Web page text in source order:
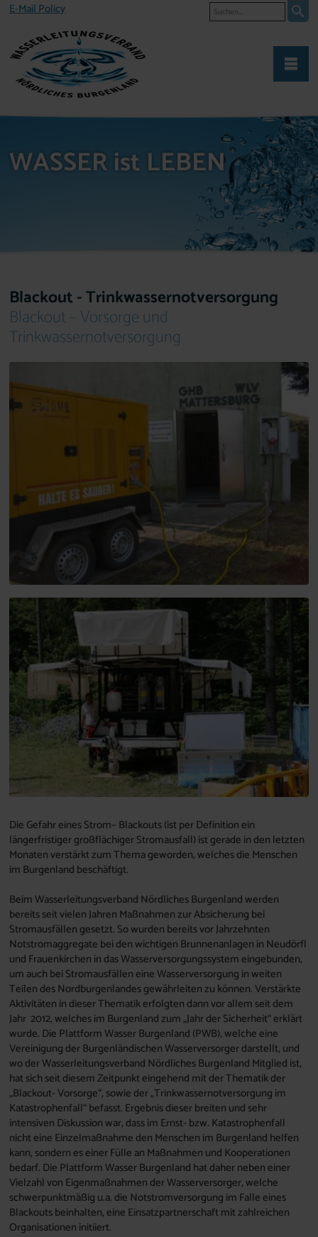
E-Mail Policy Suche
WASSER ist LEBEN
Blackout - Trinkwassernotversorgung
Blackout – Vorsorge und
Trinkwassernotversorgung
Die Gefahr eines Strom– Blackouts (ist per Definition ein
längerfristiger großflächiger Stromausfall) ist gerade in den letzten
Monaten verstärkt zum Thema geworden, welches die Menschen
im Burgenland beschäftigt.
Beim Wasserleitungsverband Nördliches Burgenland werden
bereits seit vielen Jahren Maßnahmen zur Absicherung bei
Stromausfällen gesetzt. So wurden bereits vor Jahrzehnten
Notstromaggregate bei den wichtigen Brunnenanlagen in Neudörfl
und Frauenkirchen in das Wasserversorgungssystem eingebunden,
um auch bei Stromausfällen eine Wasserversorgung in weiten
Teilen des Nordburgenlandes gewährleiten zu können. Verstärkte
Aktivitäten in dieser Thematik erfolgten dann vor allem seit dem
Jahr 2012, welches im Burgenland zum „Jahr der Sicherheit“ erklärt
wurde. Die Plattform Wasser Burgenland (PWB), welche eine
Vereinigung der Burgenländischen Wasserversorger darstellt, und
wo der Wasserleitungsverband Nördliches Burgenland Mitglied ist,
hat sich seit diesem Zeitpunkt eingehend mit der Thematik der
„Blackout- Vorsorge“, sowie der „Trinkwassernotversorgung im
Katastrophenfall“ befasst. Ergebnis dieser breiten und sehr
intensiven Diskussion war, dass im Ernst- bzw. Katastrophenfall
nicht eine Einzelmaßnahme den Menschen im Burgenland helfen
kann, sondern es einer Fülle an Maßnahmen und Kooperationen
bedarf. Die Plattform Wasser Burgenland hat daher neben einer
Vielzahl von Eigenmaßnahmen der Wasserversorger, welche
schwerpunktmäßig u.a. die Notstromversorgung im Falle eines
Blackouts beinhalten, eine Einsatzpartnerschaft mit zahlreichen
Organisationen initiiert.